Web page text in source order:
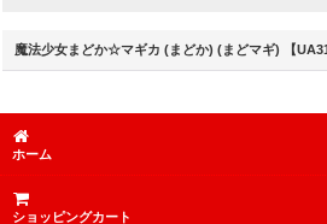
魔法少女まどか☆マギカ (まどか) (まどマギ) 【
ホーム
ショッピングカート